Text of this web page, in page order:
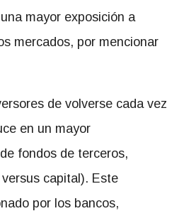
mayor exposición a
mercados, por mencionar
de volverse cada vez
en un mayor
fondos de terceros,
capital). Este
por los bancos,